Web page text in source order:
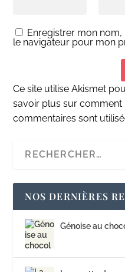
Enregistrer mon
le navigateur pour mon
Ce site utilise Akismet
savoir plus sur comment
commentaires sont
NOS DERNIÈRES
Génoise au